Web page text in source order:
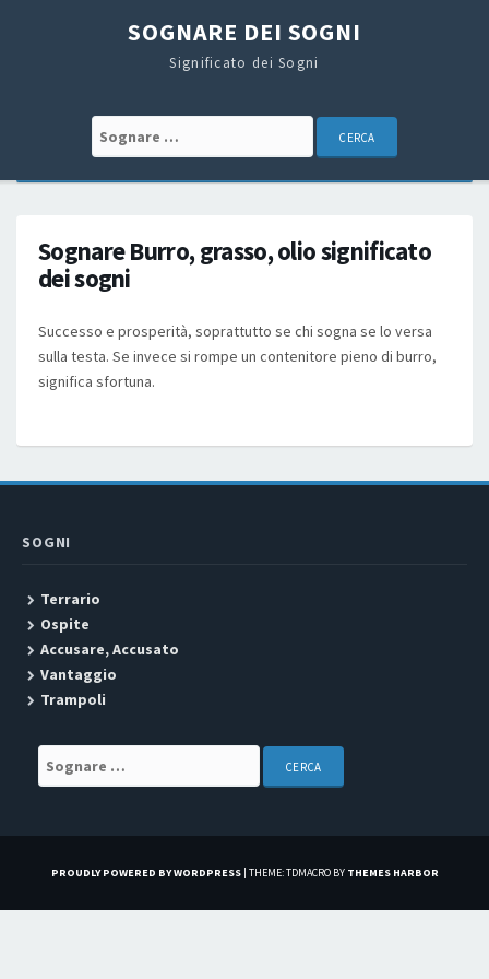
SOGNARE DEI SOGNI
Significato dei Sogni
Search for:
Sognare Burro, grasso, olio significato
dei sogni
Successo e prosperità, soprattutto se chi sogna se lo versa
sulla testa. Se invece si rompe un contenitore pieno di burro,
significa sfortuna.
SOGNI
Terrario
Ospite
Accusare, Accusato
Vantaggio
Trampoli
Search for:
PROUDLY POWERED BY WORDPRESS | THEME: TDMACRO BY THEMES HARBOR